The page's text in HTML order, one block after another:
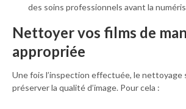
des soins professionnels avant la
Nettoyer vos films de
appropriée
Une fois l’inspection effectuée, le nettoyage
préserver la qualité d’image. Pour cela :